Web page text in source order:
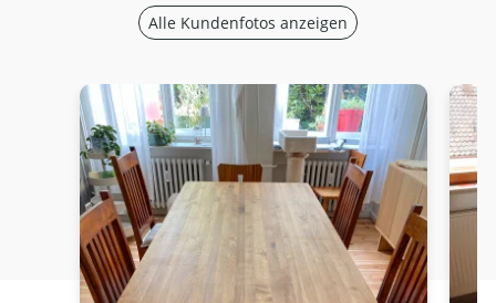
Alle Kundenfotos anzeigen